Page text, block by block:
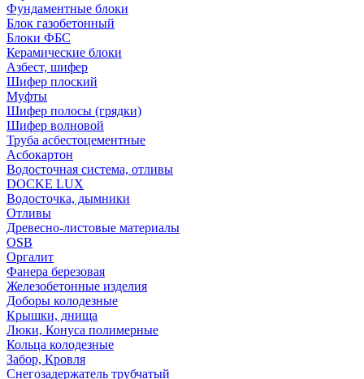
Фундаментные блоки
Блок газобетонный
Блоки ФБС
Керамические блоки
Азбест, шифер
Шифер плоский
Муфты
Шифер полосы (грядки)
Шифер волновой
Труба асбестоцементные
Асбокартон
Водосточная система, отливы
DOCKE LUX
Водосточка, дымники
Отливы
Древесно-листовые материалы
OSB
Оргалит
Фанера березовая
Железобетонные изделия
Доборы колодезные
Крышки, днища
Люки, Конуса полимерные
Кольца колодезные
Забор, Кровля
Снегозадержатель трубчатый